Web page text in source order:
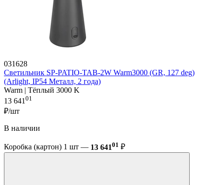
031628
Светильник SP-PATIO-TAB-2W Warm3000 (GR, 127 deg)
(Arlight, IP54 Металл, 2 года)
Warm | Тёплый 3000 K
13 641 01
₽/шт
В наличии
Коробка (картон) 1 шт — 13 64101 ₽